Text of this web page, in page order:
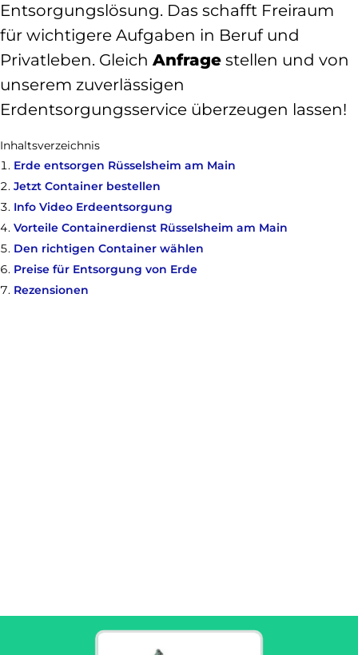
Entsorgungslösung. Das schafft Freiraum
für wichtigere Aufgaben in Beruf und
Privatleben. Gleich Anfrage stellen und von
unserem zuverlässigen
Erdentsorgungsservice überzeugen lassen!
Inhaltsverzeichnis
Erde entsorgen Rüsselsheim am Main
Jetzt Container bestellen
Info Video Erdeentsorgung
Vorteile Containerdienst Rüsselsheim am Main
Den richtigen Container wählen
Preise für Entsorgung von Erde
Rezensionen